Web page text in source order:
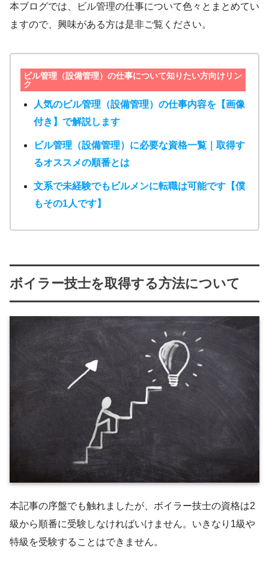
本ブログでは、ビル管理の仕事について色々とまとめてい
ますので、興味がある方は是非ご覧ください。
ビル管理（設備管理）の仕事について知りたい方向けリン
ク
人気のビル管理（設備管理）の仕事内容を【画像
付き】で解説します
ビル管理（設備管理）に必要な資格一覧｜取得す
るオススメの順番とは
文系で未経験でもビルメンに転職は可能です【僕
もその1人です】
ボイラー技士を取得する方法について
本記事の序盤でも触れましたが、ボイラー技士の資格は2
級から順番に受験しなければいけません。いきなり1級や
特級を受験することはできません。